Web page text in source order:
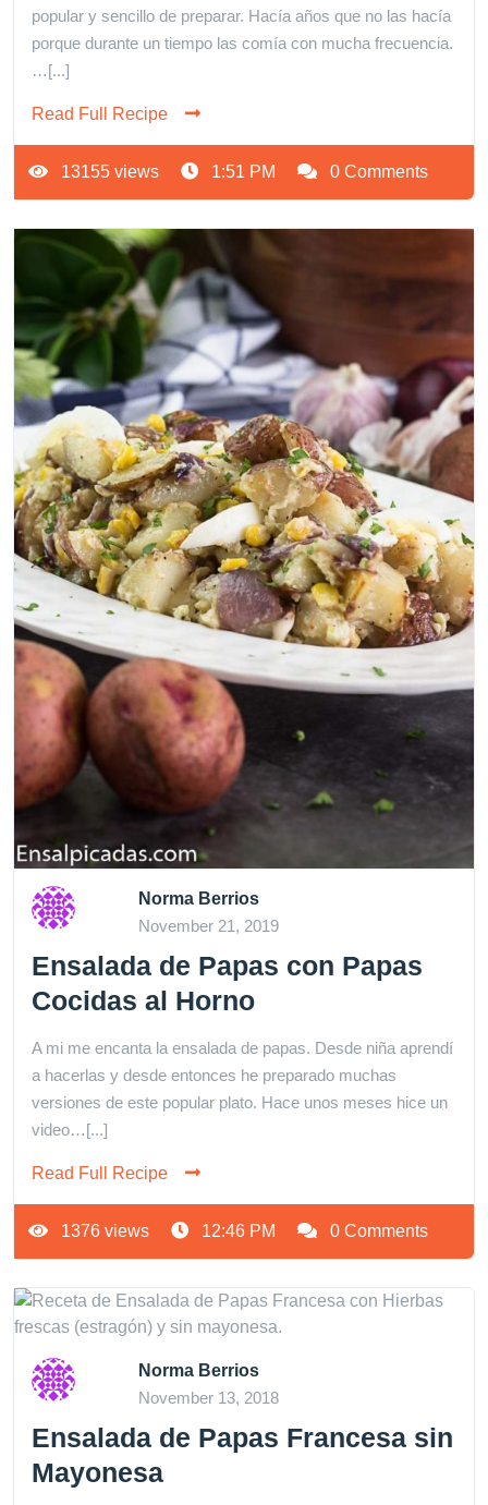
popular y sencillo de preparar. Hacía años que no las hacía
porque durante un tiempo las comía con mucha frecuencia.
…[...]
Read Full Recipe
13155 views 1:51 PM 0 Comments
Norma Berrios
November 21, 2019
Ensalada de Papas con Papas
Cocidas al Horno
A mi me encanta la ensalada de papas. Desde niña aprendí
a hacerlas y desde entonces he preparado muchas
versiones de este popular plato. Hace unos meses hice un
video…[...]
Read Full Recipe
1376 views 12:46 PM 0 Comments
Norma Berrios
November 13, 2018
Ensalada de Papas Francesa sin
Mayonesa